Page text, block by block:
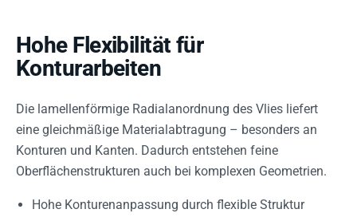
Hohe Flexibilität für
Konturarbeiten
Die lamellenförmige Radialanordnung des Vlies liefert
eine gleichmäßige Materialabtragung – besonders an
Konturen und Kanten. Dadurch entstehen feine
Oberflächenstrukturen auch bei komplexen Geometrien.
Hohe Konturenanpassung durch flexible Struktur